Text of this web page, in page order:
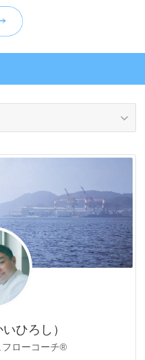
ひろし）
ローコーチ®